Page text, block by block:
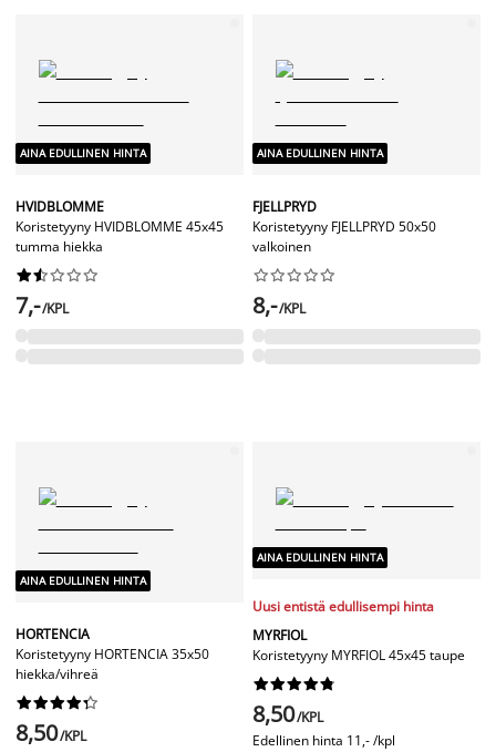
AINA EDULLINEN HINTA
HVIDBLOMME
Koristetyyny HVIDBLOMME 45x45
tumma hiekka






7,-/KPL
AINA EDULLINEN HINTA
FJELLPRYD
Koristetyyny FJELLPRYD 50x50
valkoinen






8,-/KPL
AINA EDULLINEN HINTA
HORTENCIA
Koristetyyny HORTENCIA 35x50
hiekka/vihreä






8,50/KPL
AINA EDULLINEN HINTA
Uusi entistä edullisempi hinta
MYRFIOL
Koristetyyny MYRFIOL 45x45 taupe






8,50/KPL
Edellinen hinta 11,- /kpl